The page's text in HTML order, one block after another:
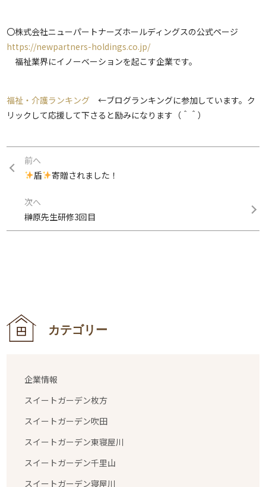
〇株式会社ニューパートナーズホールディングスの公式ページ
https://newpartners-holdings.co.jp/
福祉業界にイノーベーションを起こす企業です。
福祉・介護ランキング ←ブログランキングに参加しています。ク
リックして応援して下さると励みになります（＾＾）
前へ
盾
寄贈されました！
次へ
榊原先生研修3回目
カテゴリー
企業情報
スイートガーデン枚方
スイートガーデン吹田
スイートガーデン東寝屋川
スイートガーデン千里山
スイートガーデン寝屋川